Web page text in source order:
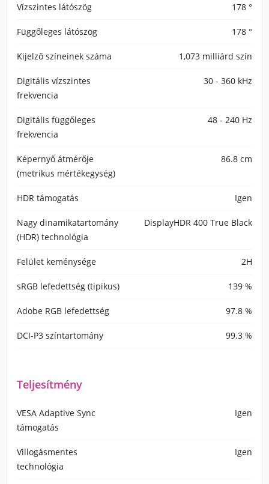
Vízszintes látószög 178 °
Függőleges látószög 178 °
Kijelző színeinek száma 1,073 milliárd szín
Digitális vízszintes
frekvencia
30 - 360 kHz
Digitális függőleges
frekvencia
48 - 240 Hz
Képernyő átmérője
(metrikus mértékegység)
86.8 cm
HDR támogatás Igen
Nagy dinamikatartomány
(HDR) technológia
DisplayHDR 400 True Black
Felület keménysége 2H
sRGB lefedettség (tipikus) 139 %
Adobe RGB lefedettség 97.8 %
DCI-P3 színtartomány 99.3 %
Teljesítmény
VESA Adaptive Sync
támogatás
Igen
Villogásmentes
technológia
Igen